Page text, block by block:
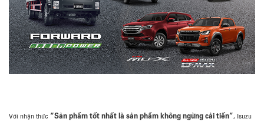
Với nhận thức “Sản phẩm tốt nhất là sản phẩm không ngừng cải tiến”, Isuzu